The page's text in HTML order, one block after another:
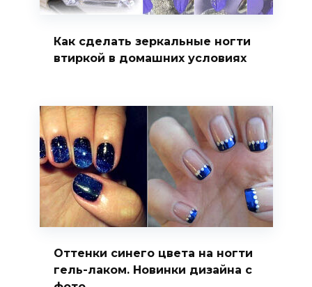
Как сделать зеркальные ногти
втиркой в домашних условиях
Оттенки синего цвета на ногти
гель-лаком. Новинки дизайна с